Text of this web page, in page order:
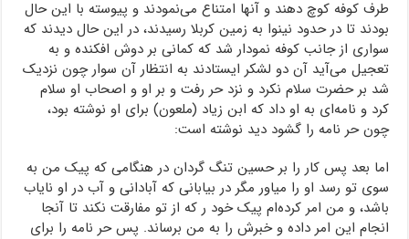
طرف کوفه کوچ دهند و آنها امتناع می‌نمودند و پیوسته با این حال
بودند تا در حدود نینوا به زمین کربلا رسیدند، در این حال دیدند که
سواری از جانب کوفه نمودار شد که کمانی بر دوش افکنده و به
تعجیل می‌آید آن دو لشکر ایستادند به انتظار آن سوار چون نزدیک
شد بر حضرت سلام نکرد و نزد حر رفت و بر او و اصحاب او سلام
کرد و نامه‌ای به او داد که ابن زیاد (ملعون) برای او نوشته بود،
چون حر نامه را گشود دید نوشته است:
اما بعد پس کار را بر حسین تنگ گردان در هنگامی که پیک من به
سوی تو رسد او را میاور مگر در بیابانی که آبادانی و آب در او نایاب
باشد، و من امر کرده‌ام پیک خود ر که از تو مفارقت نکند تا آنجا
انجام این امر داده و خبرش را به من برساند. پس حر نامه را برای